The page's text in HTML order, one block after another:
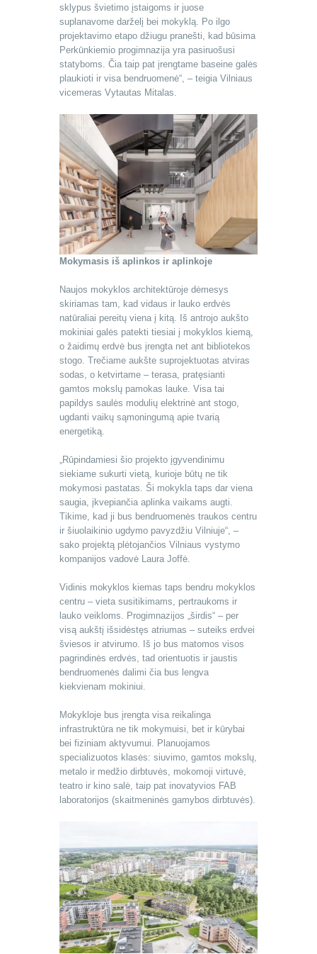
sklypus švietimo įstaigoms ir juose
suplanavome darželį bei mokyklą. Po ilgo
projektavimo etapo džiugu pranešti, kad būsima
Perkūnkiemio progimnazija yra pasiruošusi
statyboms. Čia taip pat įrengtame baseine galės
plaukioti ir visa bendruomenė“, – teigia Vilniaus
vicemeras Vytautas Mitalas.
Mokymasis iš aplinkos ir aplinkoje
Naujos mokyklos architektūroje dėmesys
skiriamas tam, kad vidaus ir lauko erdvės
natūraliai pereitų viena į kitą. Iš antrojo aukšto
mokiniai galės patekti tiesiai į mokyklos kiemą,
o žaidimų erdvė bus įrengta net ant bibliotekos
stogo. Trečiame aukšte suprojektuotas atviras
sodas, o ketvirtame – terasa, pratęsianti
gamtos mokslų pamokas lauke. Visa tai
papildys saulės modulių elektrinė ant stogo,
ugdanti vaikų sąmoningumą apie tvarią
energetiką.
„Rūpindamiesi šio projekto įgyvendinimu
siekiame sukurti vietą, kurioje būtų ne tik
mokymosi pastatas. Ši mokykla taps dar viena
saugia, įkvepiančia aplinka vaikams augti.
Tikime, kad ji bus bendruomenės traukos centru
ir šiuolaikinio ugdymo pavyzdžiu Vilniuje“, –
sako projektą plėtojančios Vilniaus vystymo
kompanijos vadovė Laura Joffė.
Vidinis mokyklos kiemas taps bendru mokyklos
centru – vieta susitikimams, pertraukoms ir
lauko veikloms. Progimnazijos „širdis“ – per
visą aukštį išsidėstęs atriumas – suteiks erdvei
šviesos ir atvirumo. Iš jo bus matomos visos
pagrindinės erdvės, tad orientuotis ir jaustis
bendruomenės dalimi čia bus lengva
kiekvienam mokiniui.
Mokykloje bus įrengta visa reikalinga
infrastruktūra ne tik mokymuisi, bet ir kūrybai
bei fiziniam aktyvumui. Planuojamos
specializuotos klasės: siuvimo, gamtos mokslų,
metalo ir medžio dirbtuvės, mokomoji virtuvė,
teatro ir kino salė, taip pat inovatyvios FAB
laboratorijos (skaitmeninės gamybos dirbtuvės).